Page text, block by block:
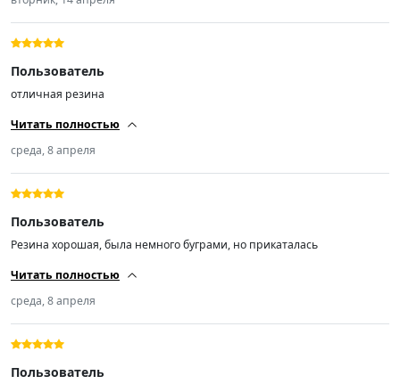
именно та которую покупал. Продавцу спасибо, извиняюсь за 3
звезды.
Пользователь
отличная резина
Читать полностью
среда, 8 апреля
Пользователь
Резина хорошая, была немного буграми, но прикаталась
Читать полностью
среда, 8 апреля
Пользователь